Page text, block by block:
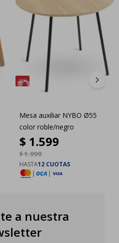
20
Mesa auxiliar NYBO Ø55
color roble/negro
$ 1.599
$1.999
HASTA12 CUOTAS
|
|
a nuestra